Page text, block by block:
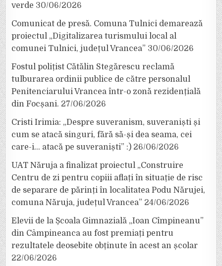
verde 30/06/2026
Comunicat de presă. Comuna Tulnici demarează
proiectul „Digitalizarea turismului local al
comunei Tulnici, județul Vrancea” 30/06/2026
Fostul polițist Cătălin Stegărescu reclamă
tulburarea ordinii publice de către personalul
Penitenciarului Vrancea într-o zonă rezidențială
din Focșani. 27/06/2026
Cristi Irimia: „Despre suveranism, suveraniști și
cum se atacă singuri, fără să-și dea seama, cei
care-i… atacă pe suveraniști” :) 26/06/2026
UAT Năruja a finalizat proiectul „Construire
Centru de zi pentru copiii aflați în situație de risc
de separare de părinți în localitatea Podu Nărujei,
comuna Năruja, județul Vrancea” 24/06/2026
Elevii de la Școala Gimnazială „Ioan Cîmpineanu”
din Câmpineanca au fost premiați pentru
rezultatele deosebite obținute în acest an școlar
22/06/2026